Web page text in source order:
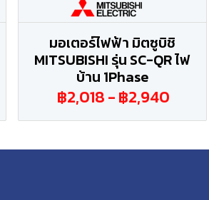
มอเตอร์ไฟฟ้า มิตซูบิชิ
MITSUBISHI รุ่น SC-QR ไฟ
บ้าน 1Phase
฿2,018-฿2,940